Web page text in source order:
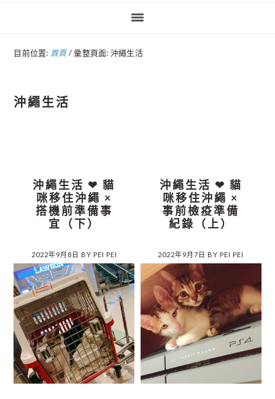
目前位置: 首頁 /彙整頁面: 沖繩生活
沖繩生活
沖繩生活 ❤︎ 貓
咪移住沖繩 ×
搭機前準備事
宜（下）
2022年9月8日 BY PEI PEI
沖繩生活 ❤︎ 貓
咪移住沖繩 ×
事前檢疫準備
紀錄（上）
2022年9月7日 BY PEI PEI